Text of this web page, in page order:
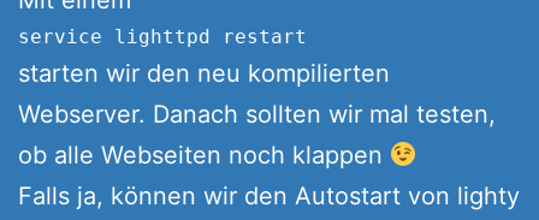
starten wir den neu kompilierten
Webserver. Danach sollten wir mal testen,
ob alle Webseiten noch klappen
Falls ja, können wir den Autostart von lighty